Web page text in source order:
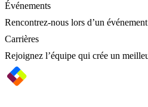
Événements
Rencontrez-nous lors d’un événement
Carrières
Rejoignez l’équipe qui crée un